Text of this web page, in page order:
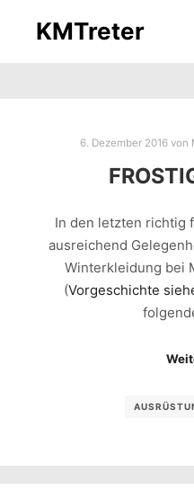
KMTreter
6. Dezember 2016von
In den letzten richtig
ausreichend
Winterkleidung bei
(Vorgeschichte